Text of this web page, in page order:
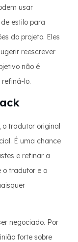
usar
estilo para
do projeto. Eles
reescrever
não é
lo.
o tradutor original
É uma chance
e refinar a
o tradutor e o
negociado. Por
forte sobre